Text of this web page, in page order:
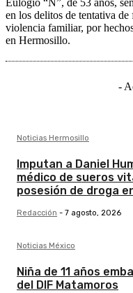
Eulogio “N”, de 53 años,
en los delitos de tentativa
violencia familiar, por
en Hermosillo.
-
Noticias Hermosillo
Imputan a Daniel
médico de sueros
posesión de droga
Redacción - 7 agosto, 2026
Noticias México
Niña de 11 años
del DIF Matamoros